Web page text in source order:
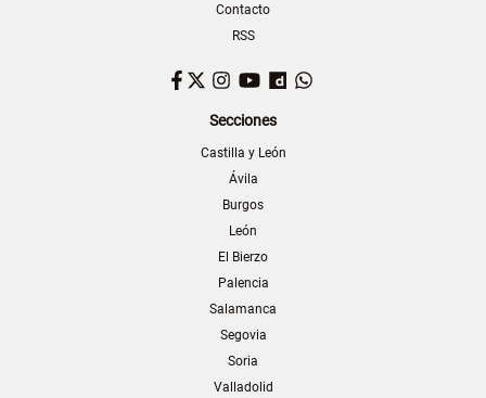
Contacto
RSS
Facebook
TwitterInstagram
YouTubeDailymotion
Secciones
Castilla y León
Ávila
Burgos
León
El Bierzo
Palencia
Salamanca
Segovia
Soria
Valladolid